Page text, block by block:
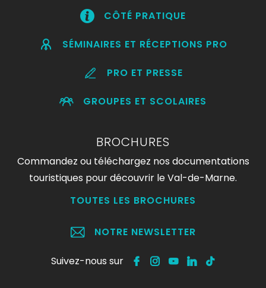
CÔTÉ PRATIQUE
SÉMINAIRES ET RÉCEPTIONS PRO
PRO ET PRESSE
GROUPES ET SCOLAIRES
BROCHURES
Commandez ou téléchargez nos documentations
touristiques pour découvrir le Val-de-Marne.
TOUTES LES BROCHURES
NOTRE NEWSLETTER
Suivez-nous sur